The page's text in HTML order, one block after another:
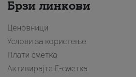
Брзи линкови
Ценовници
Услови за користење
Плати сметка
Активирајте Е-сметка